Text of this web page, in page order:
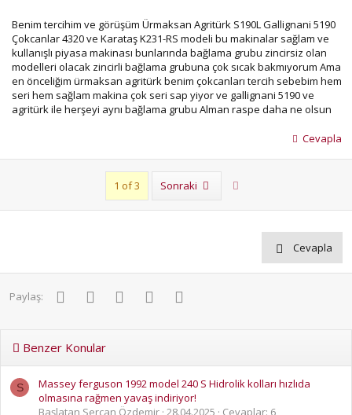
Benim tercihim ve görüşüm Ürmaksan Agritürk S190L Gallignani 5190
Çokcanlar 4320 ve Karataş K231-RS modeli bu makinalar sağlam ve
kullanışlı piyasa makinası bunlarında bağlama grubu zincirsiz olan
modelleri olacak zincirli bağlama grubuna çok sıcak bakmıyorum Ama
en önceliğim ürmaksan agritürk benim çokcanları tercih sebebim hem
seri hem sağlam makina çok seri sap yiyor ve gallignani 5190 ve
agritürk ile herşeyi aynı bağlama grubu Alman raspe daha ne olsun
Cevapla
1 of 3 Sonraki
Cevapla
Paylaş: FacebookTwitter PinterestWhatsApp
Benzer Konular
S
Massey ferguson 1992 model 240 S Hidrolik kolları hızlıda
olmasına rağmen yavaş indiriyor!
Başlatan Sercan Özdemir 28.04.2025
Cevaplar: 6